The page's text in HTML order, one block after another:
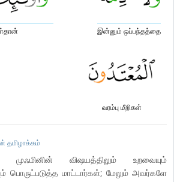
இன்னும் ஒப்பந்தத்தை
வரம்பு மீறிகள்
தமிழாக்கம்
விஷயத்திலும் உறவையும்
பொருட்படுத்த மாட்டார்கள்; மேலும் அவர்களே